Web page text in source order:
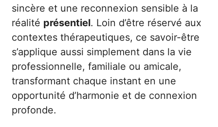
sincère et une reconnexion sensible à la
réalité présentiel. Loin d’être réservé aux
contextes thérapeutiques, ce savoir-être
s’applique aussi simplement dans la vie
professionnelle, familiale ou amicale,
transformant chaque instant en une
opportunité d’harmonie et de connexion
profonde.